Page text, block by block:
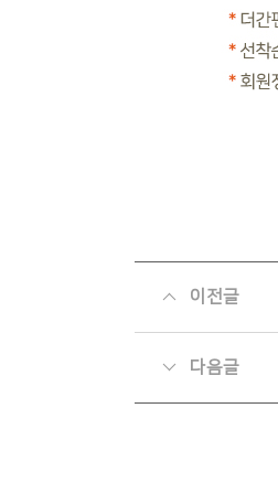
이전글
다음글